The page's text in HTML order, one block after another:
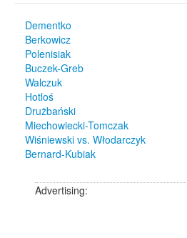
Dementko
Berkowicz
Polenisiak
Buczek-Greb
Walczuk
Hotloś
Drużbański
Miechowiecki-Tomczak
Wiśniewski vs. Włodarczyk
Bernard-Kubiak
Advertising: